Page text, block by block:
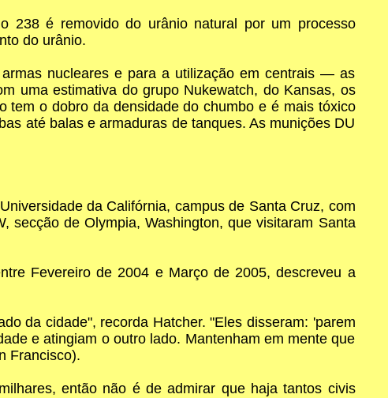
238 é removido do urânio natural por um processo
do urânio.
nucleares e para a utilização em centrais — as
uma estimativa do grupo Nukewatch, do Kansas, os
tem o dobro da densidade do chumbo e é mais tóxico
até balas e armaduras de tanques. As munições DU
da Califórnia, campus de Santa Cruz, com
secção de Olympia, Washington, que visitaram Santa
Fevereiro de 2004 e Março de 2005, descreveu a
da cidade", recorda Hatcher. "Eles disseram: 'parem
e atingiam o outro lado. Mantenham em mente que
Francisco).
então não é de admirar que haja tantos civis